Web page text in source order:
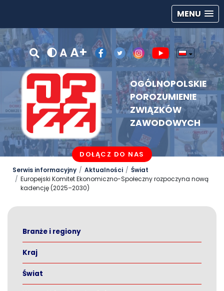
MENU
A A+
OGÓLNOPOLSKIE
POROZUMIENIE
ZWIĄZKÓW
ZAWODOWYCH
DOŁĄCZ DO NAS
Serwis informacyjny Aktualności
Świat
Europejski Komitet Ekonomiczno-Społeczny rozpoczyna nową
kadencję (2025–2030)
Branże i regiony
Kraj
Świat